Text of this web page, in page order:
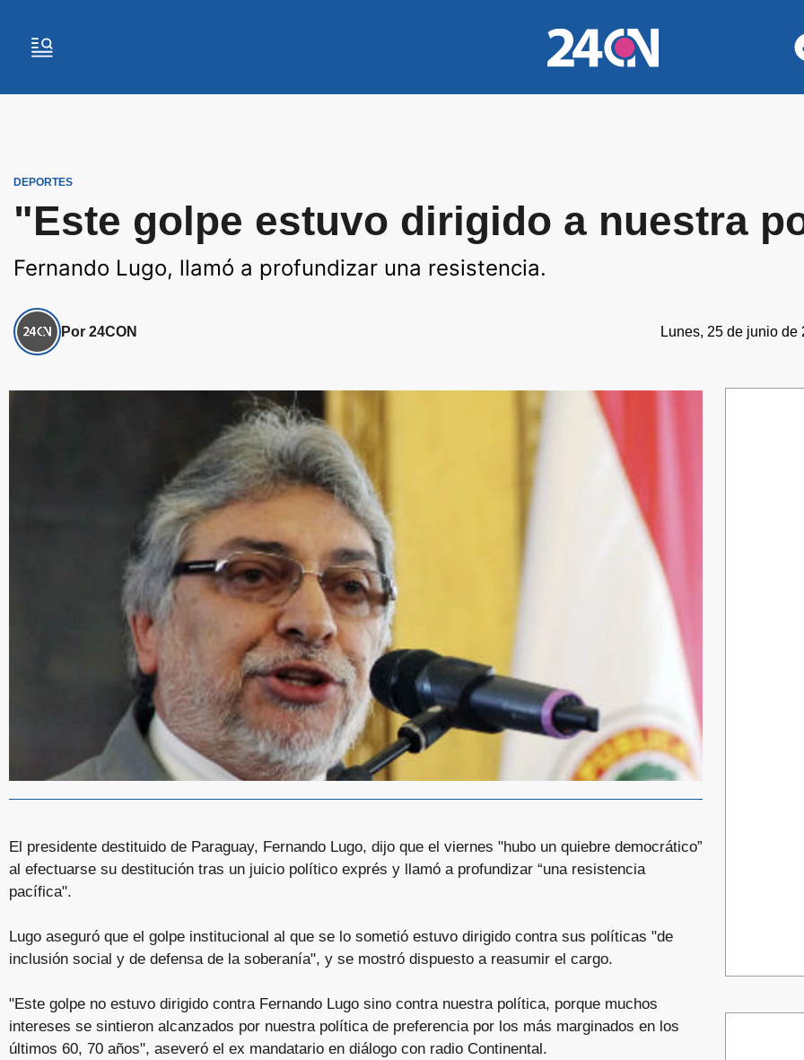
DEPORTES
"Este golpe estuvo dirigido a nuestra
Fernando Lugo, llamó a profundizar una resistencia.
Por 24CON Lunes, 25 de junio de
El presidente destituido de Paraguay, Fernando Lugo, dijo que el viernes "hubo un quiebre democrático”
al efectuarse su destitución tras un juicio político exprés y llamó a profundizar “una resistencia
pacífica".
Lugo aseguró que el golpe institucional al que se lo sometió estuvo dirigido contra sus políticas "de
inclusión social y de defensa de la soberanía", y se mostró dispuesto a reasumir el cargo.
"Este golpe no estuvo dirigido contra Fernando Lugo sino contra nuestra política, porque muchos
intereses se sintieron alcanzados por nuestra política de preferencia por los más marginados en los
últimos 60, 70 años", aseveró el ex mandatario en diálogo con radio Continental.